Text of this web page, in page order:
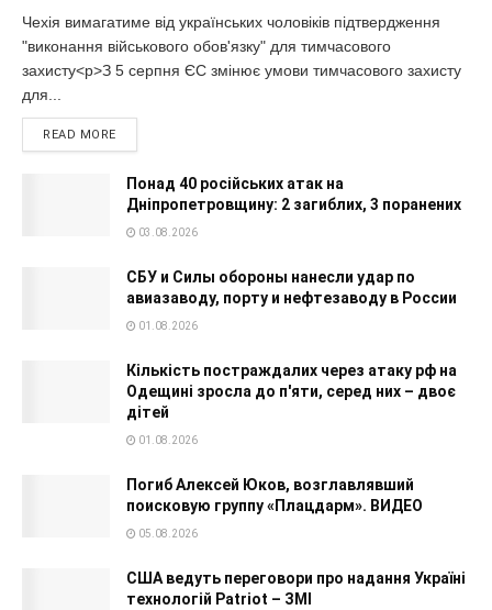
Чехія вимагатиме від українських чоловіків підтвердження
"виконання військового обов'язку" для тимчасового
захисту<p>З 5 серпня ЄС змінює умови тимчасового захисту
для...
READ MORE
Понад 40 російських атак на
Дніпропетровщину: 2 загиблих, 3 поранених
03.08.2026
СБУ и Силы обороны нанесли удар по
авиазаводу, порту и нефтезаводу в России
01.08.2026
Кількість постраждалих через атаку рф на
Одещині зросла до п'яти, серед них – двоє
дітей
01.08.2026
Погиб Алексей Юков, возглавлявший
поисковую группу «Плацдарм». ВИДЕО
05.08.2026
США ведуть переговори про надання Україні
технологій Patriot – ЗМІ